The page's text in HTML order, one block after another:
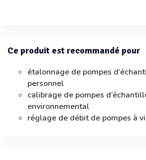
Ce produit est recommandé pour
étalonnage de pompes
personnel
calibrage de pompes
environnemental
réglage de débit de pompes à